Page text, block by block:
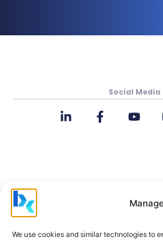
We use cookies and similar technologies to
Social Media